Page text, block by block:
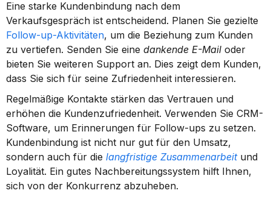
Eine starke Kundenbindung nach dem
Follow-up-Aktivitäten, um die Beziehung zum Kunden
zu vertiefen. Senden Sie eine dankende E-Mail oder
bieten Sie weiteren Support an. Dies zeigt dem Kunden,
dass Sie sich für seine Zufriedenheit interessieren.
Regelmäßige Kontakte stärken das Vertrauen und
erhöhen die Kundenzufriedenheit. Verwenden Sie CRM-
Software, um Erinnerungen für Follow-ups zu setzen.
Kundenbindung ist nicht nur gut für den Umsatz,
sondern auch für die langfristige Zusammenarbeit und
Loyalität. Ein gutes Nachbereitungssystem hilft Ihnen,
sich von der Konkurrenz abzuheben.